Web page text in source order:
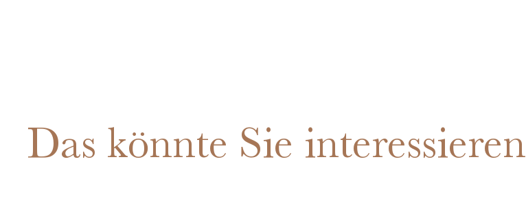
Das könnte Sie interessieren